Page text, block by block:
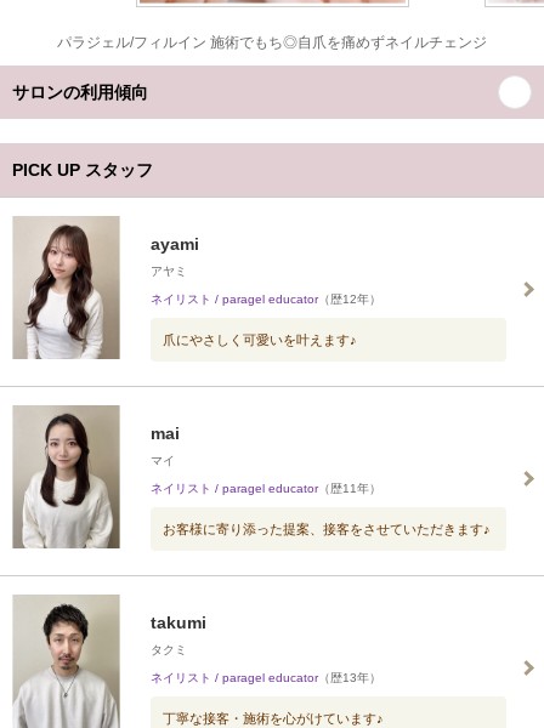
パラジェル/フィルイン 施術でもち◎自爪を痛めずネイルチェンジ
サロンの利用傾向
PICK UP スタッフ
ayami
アヤミ
ネイリスト / paragel educator（歴12年）
爪にやさしく可愛いを叶えます♪
mai
マイ
ネイリスト / paragel educator（歴11年）
お客様に寄り添った提案、接客をさせていただきます♪
takumi
タクミ
ネイリスト / paragel educator（歴13年）
丁寧な接客・施術を心がけています♪